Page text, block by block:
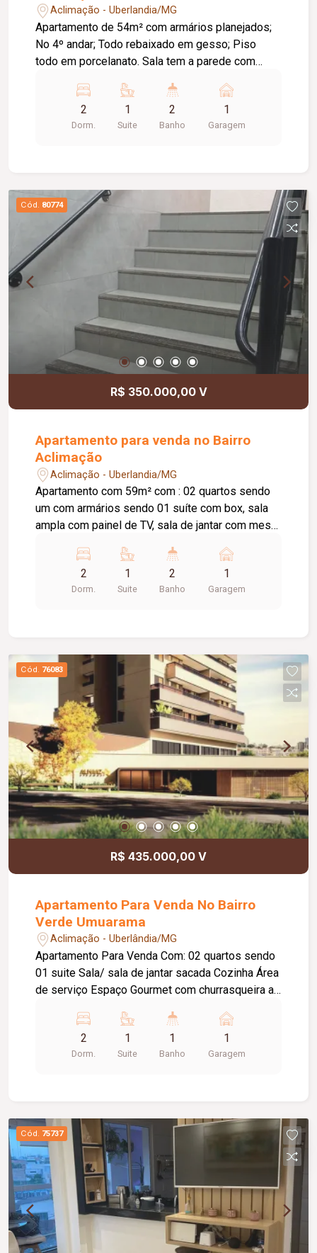
Aclimação - Uberlandia/MG
Apartamento de 54m² com armários planejados;
No 4º andar; Todo rebaixado em gesso; Piso
todo em porcelanato. Sala tem a parede com
suíte; 01 quarto com guarda-roupa e escritório
planejados; Cozinha com armários. 01 vaga de
garagem; 02 elevadores; Salão de festas com
2
Dorm.
1
Suite
2
Banho
1
Garagem
Cód. 80774
R$ 350.000,00 V
Apartamento para venda no Bairro
Aclimação
Aclimação - Uberlandia/MG
Apartamento com 59m² com : 02 quartos sendo
um com armários sendo 01 suíte com box, sala
ampla com painel de TV, sala de jantar com mesa
cozinha com armários, fogão e forno a gás, área
de serviço com armário. Apartamento 100%
modificado do padrão do prédio (bancadas da
fechadura eletrônico na porta Prédio com:
Corrimão; 02 Elevadores; Mini mercado dentro do
condomínio; Espaço Gourmet; Piso Tátil; Rampas
de Acesso; Salão de Festa; Portaria em horário
comercial seg. a sexta 8:00 às 17:30 Sábado 8:00
às 12:00 ; Gás Encanado.
2
Dorm.
1
Suite
2
Banho
1
Garagem
Cód. 76083
R$ 435.000,00 V
Apartamento Para Venda No Bairro
Verde Umuarama
Aclimação - Uberlândia/MG
Apartamento Para Venda Com: 02 quartos sendo
01 suite Sala/ sala de jantar sacada Cozinha Área
de serviço Espaço Gourmet com churrasqueira a
prainha e deck Salão de festa Espaço Family com
piscina e churrasqueira a gás Academia Sala de
jogos Guarita Eclusa de segurança Lobby com
2
Dorm.
1
Suite
1
Banho
1
Garagem
Cód. 75737